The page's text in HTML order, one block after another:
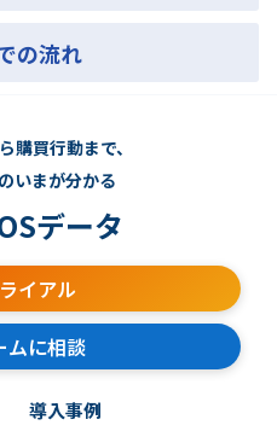
の流れ
購買行動まで、
いまが分かる
データ
イアル
ムに相談
導入事例